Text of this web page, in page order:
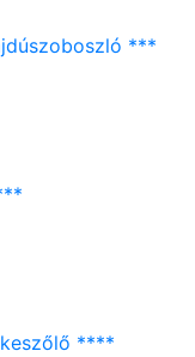
***
****